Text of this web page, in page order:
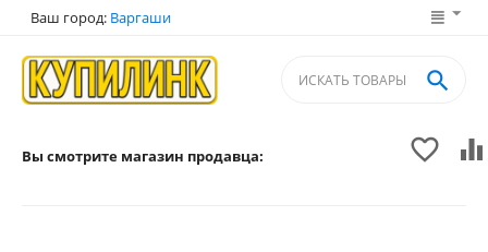
Ваш город: Варгаши
 

Вы смотрите магазин продавца: